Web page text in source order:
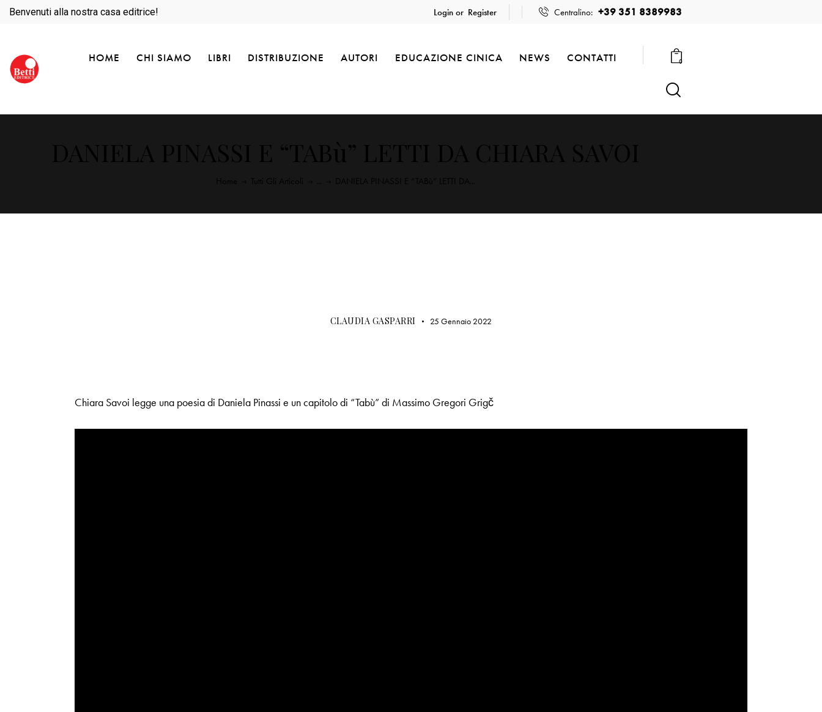
Benvenuti alla nostra casa editrice! Login or Register Centralino: +39 351 8389983
HOME CHI SIAMO LIBRI DISTRIBUZIONE AUTORI EDUCAZIONE CINICA NEWS CONTATTI 0
CLAUDIA GASPARRI 25 Gennaio 2022
Chiara Savoi legge una poesia di Daniela Pinassi e un capitolo di “Tabù” di Massimo Gregori Grigč